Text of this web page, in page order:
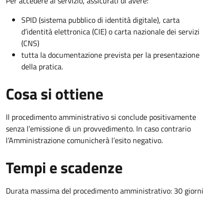
SPID (sistema pubblico di identità digitale), carta
d’identità elettronica (CIE) o carta nazionale dei servizi
(CNS)
tutta la documentazione prevista per la presentazione
della pratica.
Cosa si ottiene
Il procedimento amministrativo si conclude positivamente
senza l’emissione di un provvedimento. In caso contrario
l’Amministrazione comunicherà l’esito negativo.
Tempi e scadenze
Durata massima del procedimento amministrativo: 30 giorni